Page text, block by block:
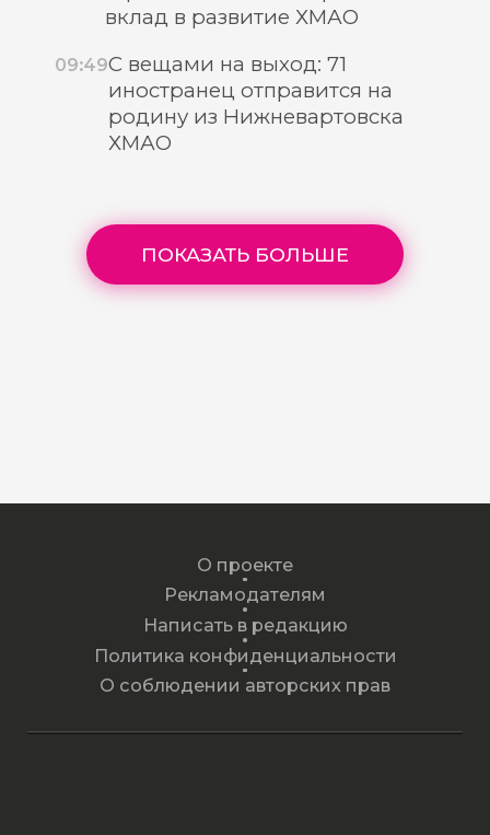
вклад в развитие ХМАО
09:49С вещами на выход: 71
иностранец отправится на
родину из Нижневартовска
ХМАО
ПОКАЗАТЬ БОЛЬШЕ
О проекте
Рекламодателям
Написать в редакцию
Политика конфиденциальности
О соблюдении авторских прав